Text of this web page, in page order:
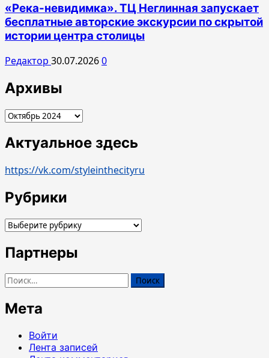
«Река-невидимка». ТЦ Неглинная запускает
бесплатные авторские экскурсии по скрытой
истории центра столицы
Редактор 30.07.20260
Архивы
Архивы
Актуальное здесь
https://vk.com/styleinthecityru
Рубрики
Рубрики
Партнеры
Найти:
Мета
Войти
Лента записей